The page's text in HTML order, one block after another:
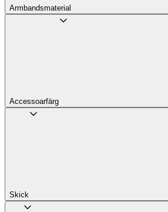
Armbandsmaterial
Accessoarfärg
Skick